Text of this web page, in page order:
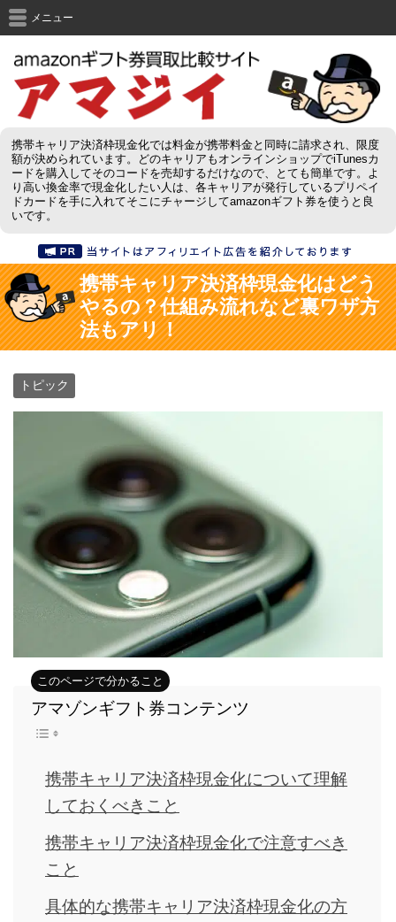
携帯キャリア決済枠現金化では料金が携帯料金と同時に請求され、限度
額が決められています。どのキャリアもオンラインショップでiTunesカ
ードを購入してそのコードを売却するだけなので、とても簡単です。よ
り高い換金率で現金化したい人は、各キャリアが発行しているプリペイ
ドカードを手に入れてそこにチャージしてamazonギフト券を使うと良
いです。
メニュー
携帯キャリア決済枠現金化はどう
やるの？仕組み流れなど裏ワザ方
法もアリ！
トピック
アマゾンギフト券コンテンツ
携帯キャリア決済枠現金化について理解
しておくべきこと
携帯キャリア決済枠現金化で注意すべき
こと
具体的な携帯キャリア決済枠現金化の方